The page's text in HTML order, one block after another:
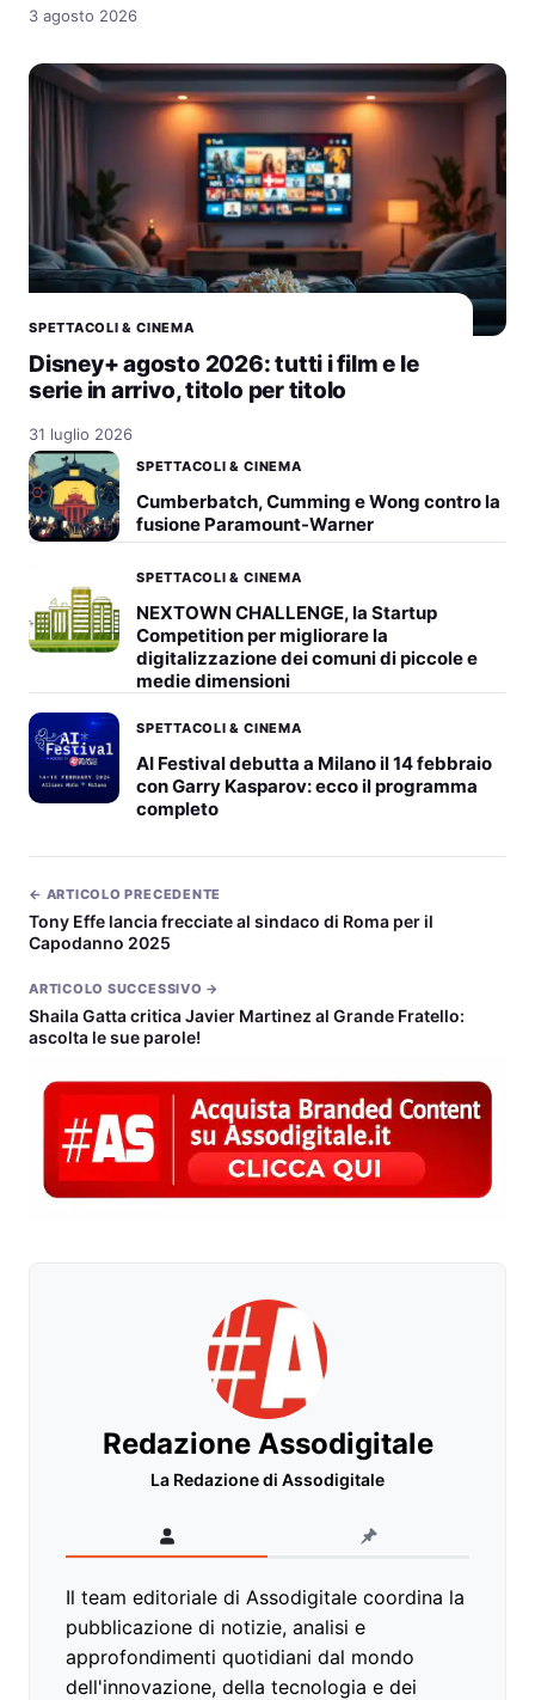
3 agosto 2026
SPETTACOLI & CINEMA
Disney+ agosto 2026: tutti i film e le
serie in arrivo, titolo per titolo
31 luglio 2026
SPETTACOLI & CINEMA
Cumberbatch, Cumming e Wong contro la
fusione Paramount-Warner
SPETTACOLI & CINEMA
NEXTOWN CHALLENGE, la Startup
Competition per migliorare la
digitalizzazione dei comuni di piccole e
medie dimensioni
SPETTACOLI & CINEMA
AI Festival debutta a Milano il 14 febbraio
con Garry Kasparov: ecco il programma
completo
← ARTICOLO PRECEDENTE
Tony Effe lancia frecciate al sindaco di Roma per il
Capodanno 2025
ARTICOLO SUCCESSIVO →
Shaila Gatta critica Javier Martinez al Grande Fratello:
ascolta le sue parole!
Redazione Assodigitale
La Redazione di Assodigitale
Il team editoriale di Assodigitale coordina la
pubblicazione di notizie, analisi e
approfondimenti quotidiani dal mondo
dell'innovazione, della tecnologia e dei